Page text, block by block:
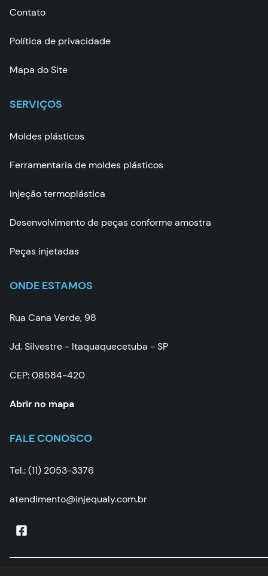
Contato
Política de privacidade
Mapa do Site
SERVIÇOS
Moldes plásticos
Ferramentaria de moldes plásticos
Injeção termoplástica
Desenvolvimento de peças conforme amostra
Peças injetadas
ONDE ESTAMOS
Rua Cana Verde, 98
Jd. Silvestre - Itaquaquecetuba - SP
CEP: 08584-420
Abrir no mapa
FALE CONOSCO
Tel.: (11) 2053-3376
atendimento@injequaly.com.br